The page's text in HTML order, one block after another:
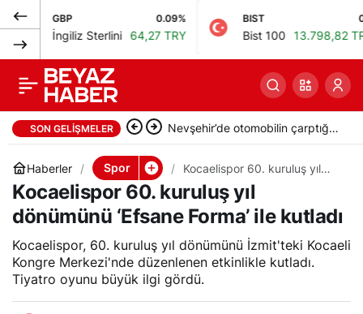
GBP
İngiliz Sterlini 64,27 TRY
BIST
Bist 100 13.798,82 TRY
SON GELIŞMELER Nevşehir’de otomobilin çarptığı
Haberler Spor
Kocaelispor 60. kuruluş yıl
dönümünü ‘Efsane Forma’ ile
kutladı
Kocaelispor 60. kuruluş yıl
dönümünü ‘Efsane Forma’ ile kutladı
Kocaelispor, 60. kuruluş yıl dönümünü İzmit'teki Kocaeli
Kongre Merkezi'nde düzenlenen etkinlikle kutladı.
Tiyatro oyunu büyük ilgi gördü.
Bakan Bak: Formula 1
2027-2031 yıllarında
Türkiye’de olacak